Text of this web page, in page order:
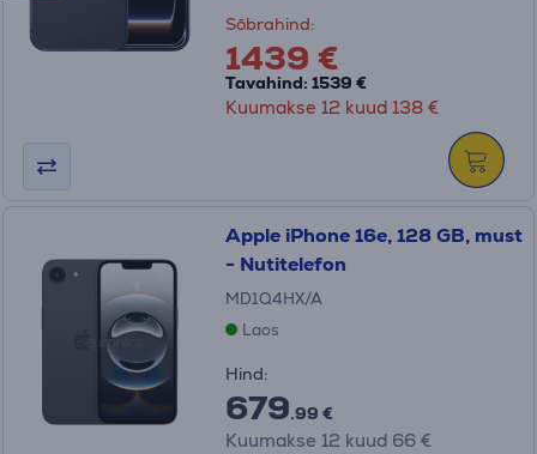
Sõbrahind:
1439 €
Tavahind: 1539 €
Kuumakse 12 kuud 138 €
Apple iPhone 16e, 128 GB, must
- Nutitelefon
MD1Q4HX/A
Laos
Hind:
679.99 €
Kuumakse 12 kuud 66 €